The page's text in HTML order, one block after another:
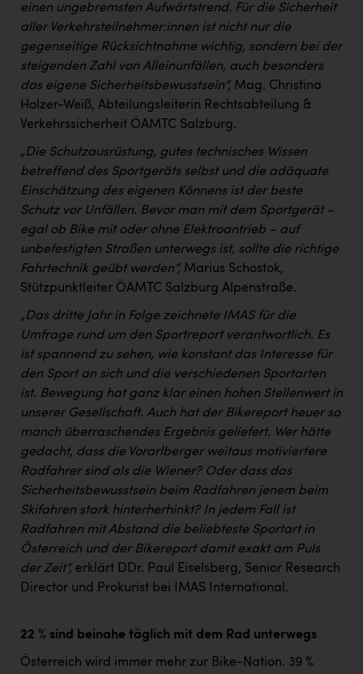
einen ungebremsten Aufwärtstrend. Für die Sicherheit
aller Verkehrsteilnehmer:innen ist nicht nur die
gegenseitige Rücksichtnahme wichtig, sondern bei der
steigenden Zahl von Alleinunfällen, auch besonders
das eigene Sicherheitsbewusstsein“, Mag. Christina
Holzer-Weiß, Abteilungsleiterin Rechtsabteilung &
Verkehrssicherheit ÖAMTC Salzburg.
„Die Schutzausrüstung, gutes technisches Wissen
betreffend des Sportgeräts selbst und die adäquate
Einschätzung des eigenen Könnens ist der beste
Schutz vor Unfällen. Bevor man mit dem Sportgerät –
egal ob Bike mit oder ohne Elektroantrieb – auf
unbefestigten Straßen unterwegs ist, sollte die richtige
Fahrtechnik geübt werden“, Marius Schostok,
Stützpunktleiter ÖAMTC Salzburg Alpenstraße.
„Das dritte Jahr in Folge zeichnete IMAS für die
Umfrage rund um den Sportreport verantwortlich. Es
ist spannend zu sehen, wie konstant das Interesse für
den Sport an sich und die verschiedenen Sportarten
ist. Bewegung hat ganz klar einen hohen Stellenwert in
unserer Gesellschaft. Auch hat der Bikereport heuer so
manch überraschendes Ergebnis geliefert. Wer hätte
gedacht, dass die Vorarlberger weitaus motiviertere
Radfahrer sind als die Wiener? Oder dass das
Sicherheitsbewusstsein beim Radfahren jenem beim
Skifahren stark hinterherhinkt? In jedem Fall ist
Radfahren mit Abstand die beliebteste Sportart in
Österreich und der Bikereport damit exakt am Puls
der Zeit“, erklärt DDr. Paul Eiselsberg, Senior Research
Director und Prokurist bei IMAS International.
22 % sind beinahe täglich mit dem Rad unterwegs
Österreich wird immer mehr zur Bike-Nation. 39 %